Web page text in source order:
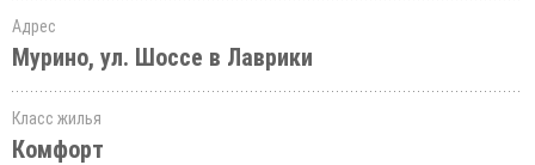
Адрес
Мурино, ул. Шоссе в Лаврики
Класс жилья
Комфорт